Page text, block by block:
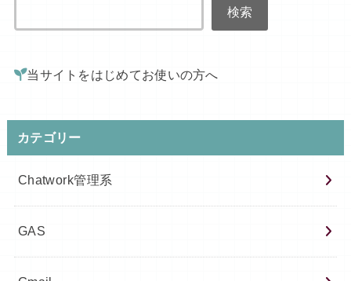
検索
当サイトをはじめてお使いの方へ
カテゴリー
Chatwork管理系
GAS